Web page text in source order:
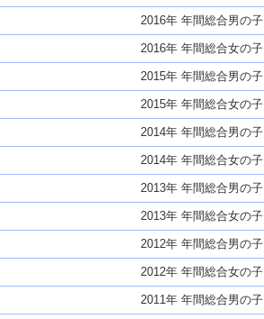
2016年 年間総合男の子
2016年 年間総合女の子
2015年 年間総合男の子
2015年 年間総合女の子
2014年 年間総合男の子
2014年 年間総合女の子
2013年 年間総合男の子
2013年 年間総合女の子
2012年 年間総合男の子
2012年 年間総合女の子
2011年 年間総合男の子